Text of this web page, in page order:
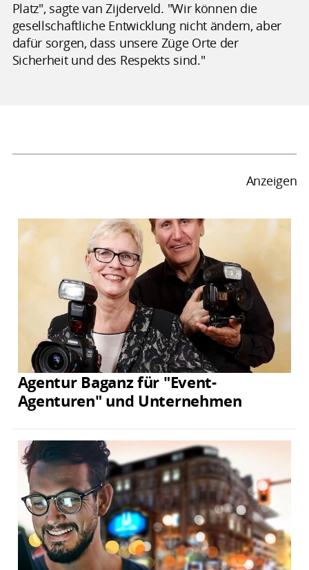
Platz", sagte van Zijderveld. "Wir können die
gesellschaftliche Entwicklung nicht ändern, aber
dafür sorgen, dass unsere Züge Orte der
Sicherheit und des Respekts sind."
Anzeigen
Agentur Baganz für "Event-
Agenturen" und Unternehmen